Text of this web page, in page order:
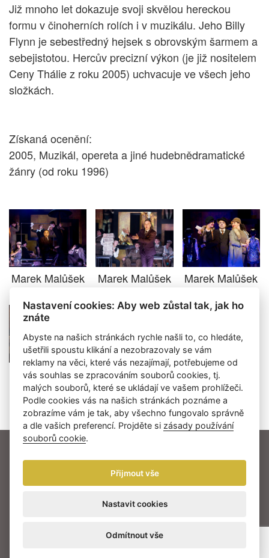
Již mnoho let dokazuje svoji skvělou hereckou
formu v činoherních rolích i v muzikálu. Jeho Billy
Flynn je sebestředný hejsek s obrovským šarmem a
sebejistotou. Hercův precizní výkon (je již nositelem
Ceny Thálie z roku 2005) uchvacuje ve všech jeho
složkách.
Získaná ocenění:
2005, Muzikál, opereta a jiné hudebnědramatické
žánry (od roku 1996)
Marek Malůšek
Marek Malůšek
Marek Malůšek
Marek Malůšek
© 2019
AKTUALITY NOMINACE
LAUREÁTI
O CENÁCH THÁLIE
PARTNEŘI
KONTAKT
Nastavení cookies: Aby web zůstal tak, jak ho
znáte
Abyste na našich stránkách rychle našli to, co hledáte,
ušetřili spoustu klikání a nezobrazovaly se vám
reklamy na věci, které vás nezajímají, potřebujeme od
vás souhlas se zpracováním souborů cookies, tj.
malých souborů, které se ukládají ve vašem prohlížeči.
Podle cookies vás na našich stránkách poznáme a
zobrazíme vám je tak, aby všechno fungovalo správně
a dle vašich preferencí. Projděte si zásady používání
souborů cookie.
Přijmout vše
Nastavit cookies
Odmítnout vše